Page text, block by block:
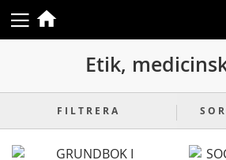
Skip
to
Etik,
FILTRERA